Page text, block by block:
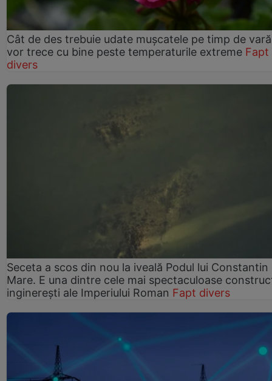
Cât de des trebuie udate mușcatele pe timp de
vor trece cu bine peste temperaturile extreme Fapt
divers
Seceta a scos din nou la iveală Podul lui Constantin
Mare. E una dintre cele mai spectaculoase
inginerești ale Imperiului Roman Fapt divers